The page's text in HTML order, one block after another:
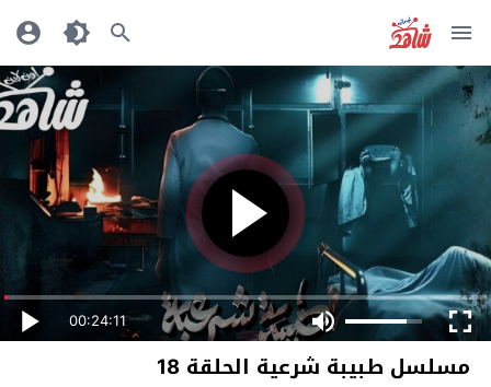
00:24:11
مسلسل طبيبة شرعية الحلقة 18